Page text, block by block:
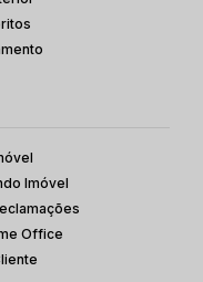
Imóvel
Office